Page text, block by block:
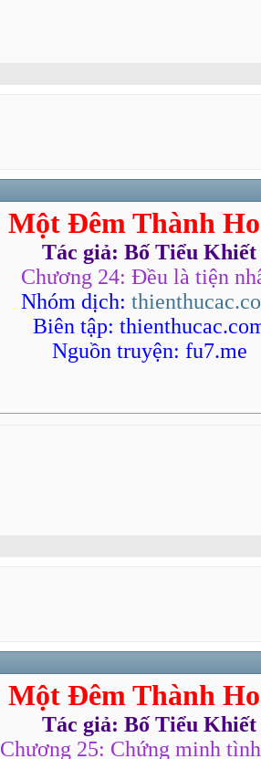
Một Đêm Thành
Tác giả: Bố Tiểu Khiết
Chương 24: Đều là tiện
Nhóm dịch:
Biên tập:
Nguồn truyện: fu7.me
Một Đêm Thành
Tác giả: Bố Tiểu Khiết
Chương 25: Chứng minh